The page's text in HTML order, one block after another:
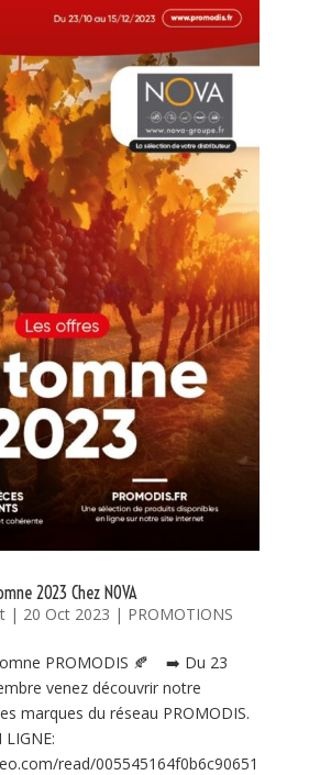
2023 Chez NOVA
| 20 Oct 2023 | PROMOTIONS
PROMODIS 🍂 ➡️ Du 23
venez découvrir notre
marques du réseau PROMODIS.
LIGNE:
read/005545164f0b6c90651